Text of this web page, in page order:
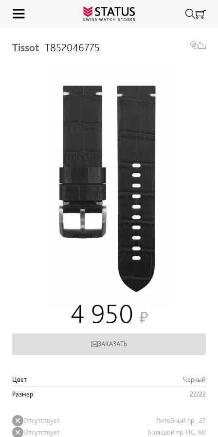
Tissot T852046775
4 950
ЗАКАЗАТЬ
Цвет
Черный
Размер
22/22
Отсутствует
Литейный пр., 27
Отсутствует
Большой пр. ПС, 60